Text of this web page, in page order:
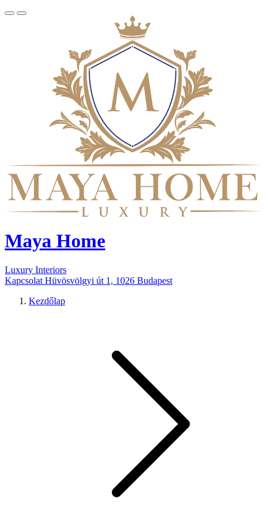
Maya Home
Luxury Interiors
Kapcsolat Hüvösvölgyi út 1, 1026 Budapest
Kezdőlap